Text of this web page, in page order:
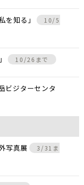
を知る」
10/5
10/26まで
ビジターセンタ
写真展
3/31ま